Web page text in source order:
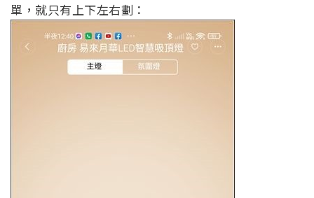
單，就只有上下左右劃：